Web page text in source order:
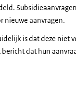
nieuwe aanvragen.
is dat deze niet
dat hun